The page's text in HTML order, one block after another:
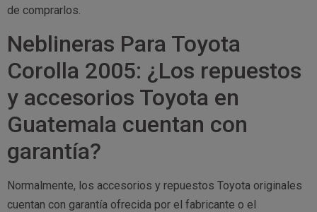
de comprarlos.
Neblineras Para Toyota
Corolla 2005: ¿Los repuestos
y accesorios Toyota en
Guatemala cuentan con
garantía?
Normalmente, los accesorios y repuestos Toyota originales
cuentan con garantía ofrecida por el fabricante o el